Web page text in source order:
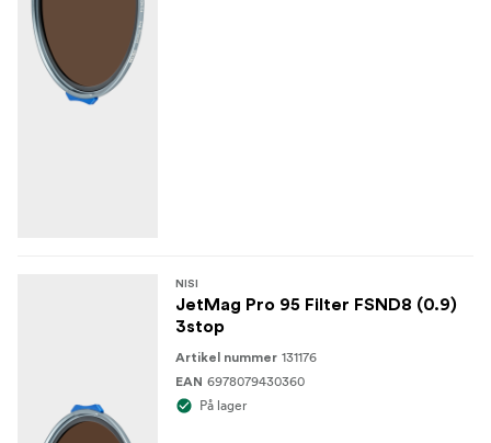
NISI
JetMag Pro 95 Filter FSND8 (0.9)
3stop
Artikel nummer 131176
EAN 6978079430360
På lager